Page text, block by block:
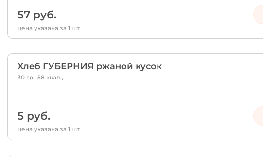
57 руб.
цена указана за 1 шт
Хлеб ГУБЕРНИЯ ржаной кусок
30 гр., 58 ккал.,
5 руб.
цена указана за 1 шт